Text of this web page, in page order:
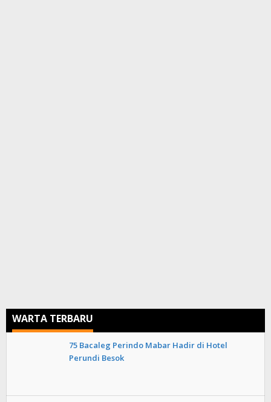
WARTA TERBARU
75 Bacaleg Perindo Mabar Hadir di Hotel
Perundi Besok